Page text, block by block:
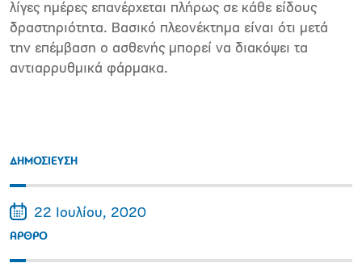
λίγες ηµέρες επανέρχεται πλήρως σε κάθε είδους
δραστηριότητα. Βασικό πλεονέκτηµα είναι ότι µετά
την επέµβαση ο ασθενής µπορεί να διακόψει τα
αντιαρρυθµικά φάρµακα.
ΔΗΜΟΣΙΕΥΣΗ
22 Ιουλίου, 2020
ΑΡΘΡΟ